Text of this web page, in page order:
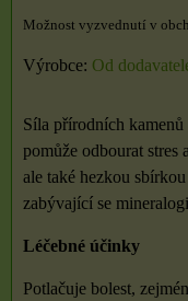
Výrobce: Od
Síla přírodních kamenů
pomůže odbourat stres
ale také hezkou
zabývající se
Léčebné účinky
Potlačuje bolest,